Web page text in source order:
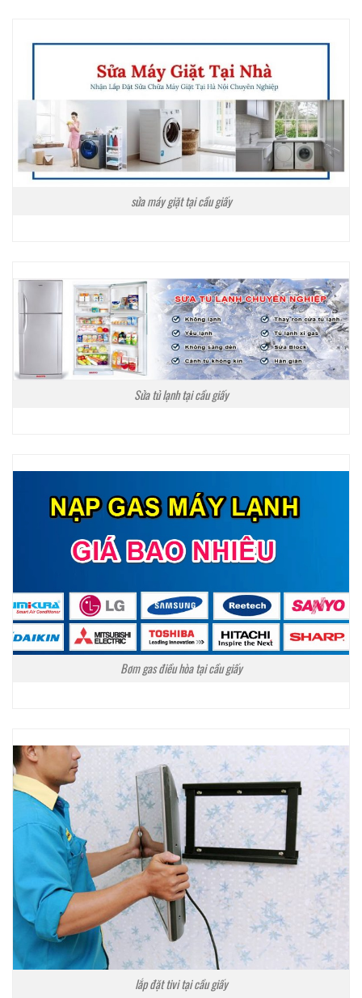
sửa máy giặt tại cầu giấy
Sửa tủ lạnh tại cầu giấy
Bơm gas điều hòa tại cầu giấy
lắp đặt tivi tại cầu giấy